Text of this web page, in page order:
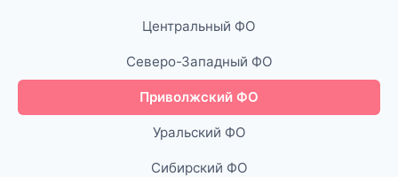
Центральный ФО
Северо-Западный ФО
Приволжский ФО
Уральский ФО
Сибирский ФО